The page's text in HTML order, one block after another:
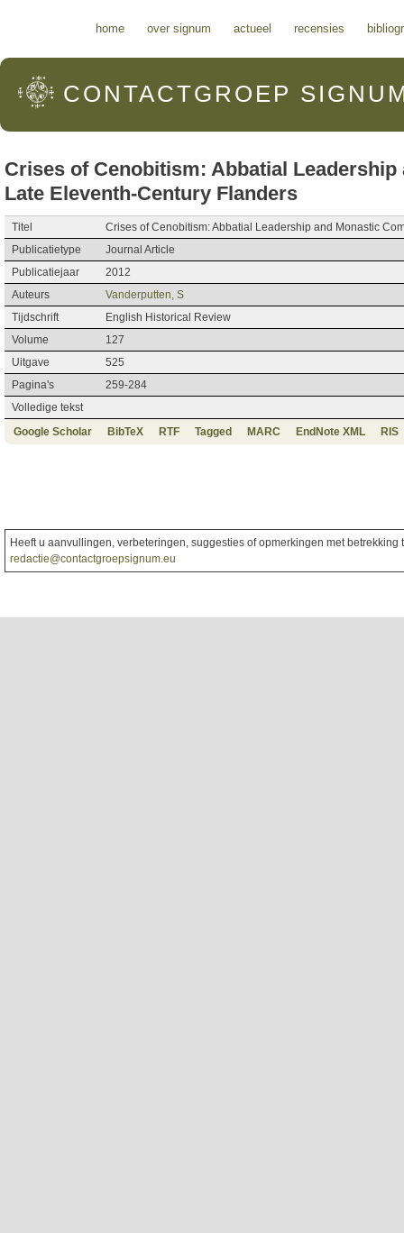
home over signum actueel recensies
CONTACTGROEP
Crises of Cenobitism: Abbatial
Late Eleventh-Century Flanders
Titel
Crises of Cenobitism: Abbatial Leadership and Monastic
Publicatietype
Journal Article
Publicatiejaar
2012
Auteurs
Vanderputten, S
Tijdschrift
English Historical Review
Volume
127
Uitgave
525
Pagina's
259-284
Volledige tekst
Google Scholar
BibTeX RTF Tagged MARC EndNote XML RIS
Heeft u aanvullingen, verbeteringen, suggesties of opmerkingen met
redactie@contactgroepsignum.eu